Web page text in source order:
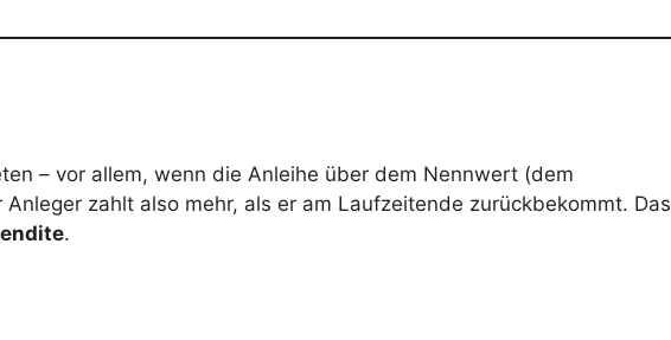
– vor allem, wenn die Anleihe über dem Nennwert (dem
zahlt also mehr, als er am Laufzeitende zurückbekommt. Das
.